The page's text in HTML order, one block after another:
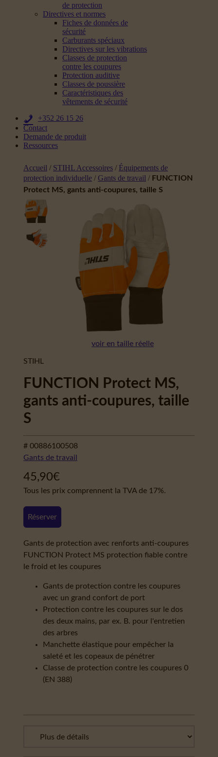
de protection
Directives et normes
Fiches de données de
sécurité
Carburants spéciaux
Directives sur les vibrations
Classes de protection
contre les coupures
Protection auditive
Classes de poussière
Caractéristiques des
vêtements de sécurité
+352 26 15 26
Contact
Demande de produit
Ressources
Accueil / STIHL Accessoires / Équipements de
protection individuelle / Gants de travail / FUNCTION
Protect MS, gants anti-coupures, taille S
voir en taille réelle
STIHL
FUNCTION Protect MS,
gants anti-coupures, taille
S
# 00886100508
Gants de travail
45,90€
Tous les prix comprennent la TVA de 17%.
Réserver
Gants de protection avec renforts anti-coupures
FUNCTION Protect MS protection fiable contre
le froid et les coupures
Gants de protection contre les coupures
avec un grand confort de port
Protection contre les coupures sur le dos
des deux mains, par ex. B. pour l'entretien
des arbres
Manchette élastique pour empêcher la
saleté et les copeaux de pénétrer
Classe de protection contre les coupures 0
(EN 388)